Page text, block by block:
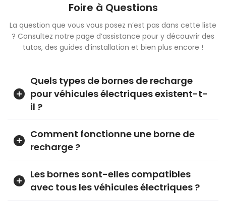
Foire à Questions
La question que vous vous posez n’est pas dans cette liste
? Consultez notre page d’assistance pour y découvrir des
tutos, des guides d’installation et bien plus encore !
Quels types de bornes de recharge
pour véhicules électriques existent-t-
il ?
Comment fonctionne une borne de
recharge ?
Les bornes sont-elles compatibles
avec tous les véhicules électriques ?